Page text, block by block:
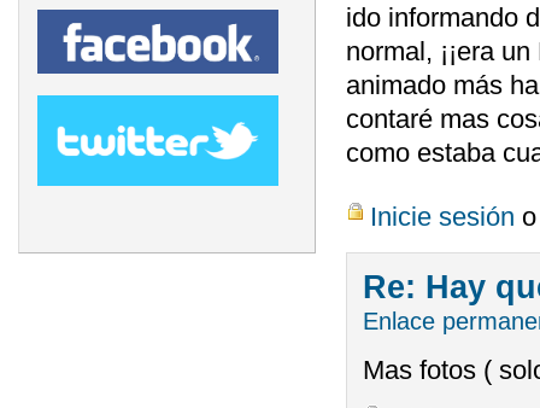
ido informando
normal, ¡¡era
animado más
contaré mas
como estaba
Inicie sesión
Re: Hay
Enlace
Mas fotos (